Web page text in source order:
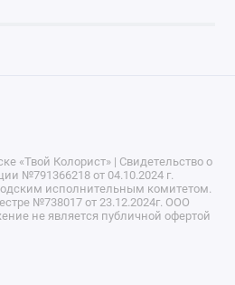
«Твой Колорист» | Свидетельство о
№791366218 от 04.10.2024 г.
исполнительным комитетом.
№738017 от 23.12.2024г. ООО
не является публичной офертой